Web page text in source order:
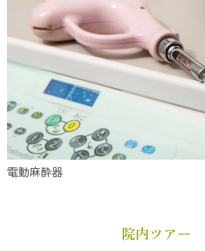
電動麻酔器
院内ツアー